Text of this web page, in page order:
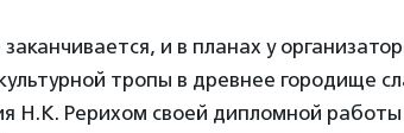
и в планах у
тропы в древнее городище
Н.К. Рерихом своей дипломной работы